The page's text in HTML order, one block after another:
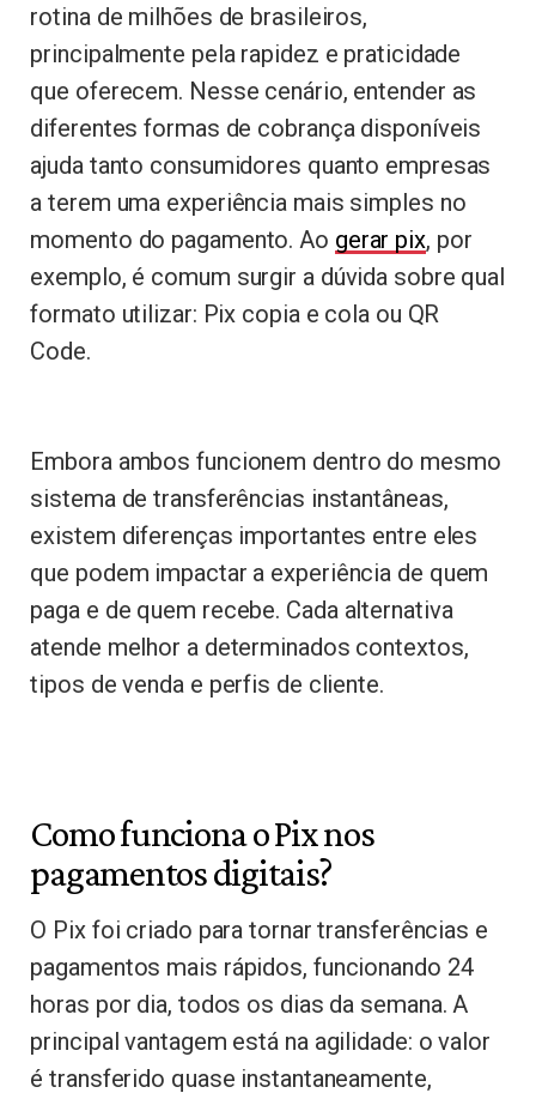
rotina de milhões de brasileiros,
principalmente pela rapidez e praticidade
que oferecem. Nesse cenário, entender as
diferentes formas de cobrança disponíveis
ajuda tanto consumidores quanto empresas
a terem uma experiência mais simples no
momento do pagamento. Ao gerar pix, por
exemplo, é comum surgir a dúvida sobre qual
formato utilizar: Pix copia e cola ou QR
Code.
Embora ambos funcionem dentro do mesmo
sistema de transferências instantâneas,
existem diferenças importantes entre eles
que podem impactar a experiência de quem
paga e de quem recebe. Cada alternativa
atende melhor a determinados contextos,
tipos de venda e perfis de cliente.
Como funciona o Pix nos
pagamentos digitais?
O Pix foi criado para tornar transferências e
pagamentos mais rápidos, funcionando 24
horas por dia, todos os dias da semana. A
principal vantagem está na agilidade: o valor
é transferido quase instantaneamente,